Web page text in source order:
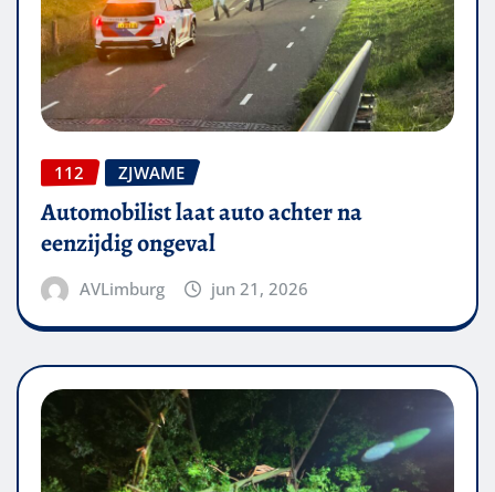
112 ZJWAME
Automobilist laat auto achter na
eenzijdig ongeval
AVLimburg jun 21, 2026